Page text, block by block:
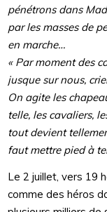
pénétrons dans
par les masses de
en marche…
« Par moment des
jusque sur nous,
On agite les
telle, les cavaliers,
tout devient
faut mettre pied à
Le 2 juillet, vers 19
comme des héros